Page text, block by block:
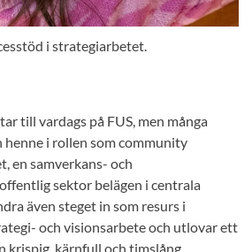
i strategiarbetet.
till vardags på FUS, men många
henne i rollen som community
en samverkans- och
sektor belägen i centrala
även steget in som resurs i
och visionsarbete och utlovar ett
krispig, kärnfull och timslång